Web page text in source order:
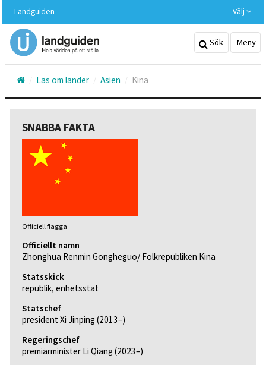
huvudinnehållet
Landguiden Välj
Sök Meny
Läs om länder Asien Kina
SNABBA FAKTA
Officiell flagga
Officiellt namn
Zhonghua Renmin Gongheguo/ Folkrepubliken Kina
Statsskick
republik, enhetsstat
Statschef
president Xi Jinping (2013–)
Regeringschef
premiärminister Li Qiang (2023–)